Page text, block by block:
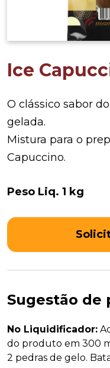
Ice
O clássico sabor
gelada.
Mistura para o
Capuccino.
Peso Liq. 1 kg
Sugestão de
No Liquidificador:
do produto em 300
2 pedras de gelo.